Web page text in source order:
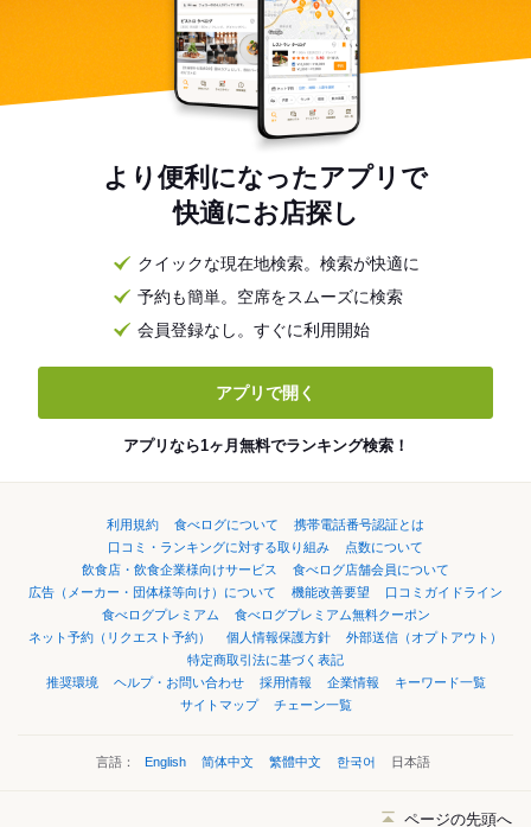
より便利になったアプリで
快適にお店探し
クイックな現在地検索。検索が快適に
予約も簡単。空席をスムーズに検索
会員登録なし。すぐに利用開始
アプリで開く
アプリなら1ヶ月無料でランキング検索！
利用規約 食べログについて
携帯電話番号認証とは
口コミ・ランキングに対する取り組み
点数について
飲食店・飲食企業様向けサービス
食べログ店舗会員について
広告（メーカー・団体様等向け）について
機能改善要望
口コミガイドライン
食べログプレミアム
食べログプレミアム無料クーポン
ネット予約（リクエスト予約）
個人情報保護方針
外部送信（オプトアウト）
特定商取引法に基づく表記
推奨環境
ヘルプ・お問い合わせ 採用情報 企業情報
キーワード一覧
サイトマップ
チェーン一覧
言語： English 简体中文 繁體中文 한국어 日本語
ページの先頭へ